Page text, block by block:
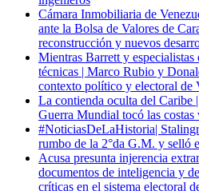
Cámara Inmobiliaria de
ante la Bolsa de Valores de
reconstrucción y nuevos
Mientras Barrett y especialistas
técnicas | Marco Rubio y
contexto político y electoral de
La contienda oculta del Caribe
Guerra Mundial tocó las costas
#NoticiasDeLaHistoria|
rumbo de la 2°da G.M. y selló
Acusa presunta injerencia
documentos de inteligencia y
críticas en el sistema electoral